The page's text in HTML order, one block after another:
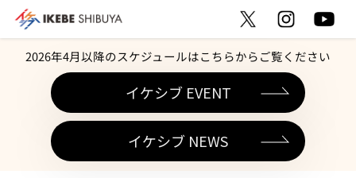
2026年4月以降のスケジュールはこちらからご覧ください
イケシブ EVENT
イケシブ NEWS